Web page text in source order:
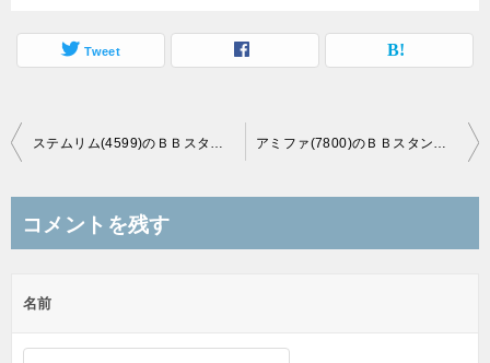
Tweet
投
ビ
ー
シ
ステムリム(4599)のＢＢスタンスと初値予想 アミファ(7800)のＢＢスタンスと初値予想
コメントを残す
名前